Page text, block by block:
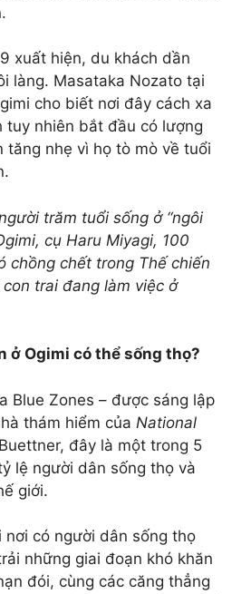
xuất hiện, du khách dần
làng. Masataka Nozato tại
cho biết nơi đây cách xa
tuy nhiên bắt đầu có lượng
tăng nhẹ vì họ tò mò về tuổi
trăm tuổi sống ở “ngôi
cụ Haru Miyagi, 100
chồng chết trong Thế chiến
trai đang làm việc ở
ở Ogimi có thể sống thọ?
Blue Zones – được sáng lập
thám hiểm của National
đây là một trong 5
lệ người dân sống thọ và
giới.
nơi có người dân sống thọ
những giai đoạn khó khăn
đói, cùng các căng thẳng